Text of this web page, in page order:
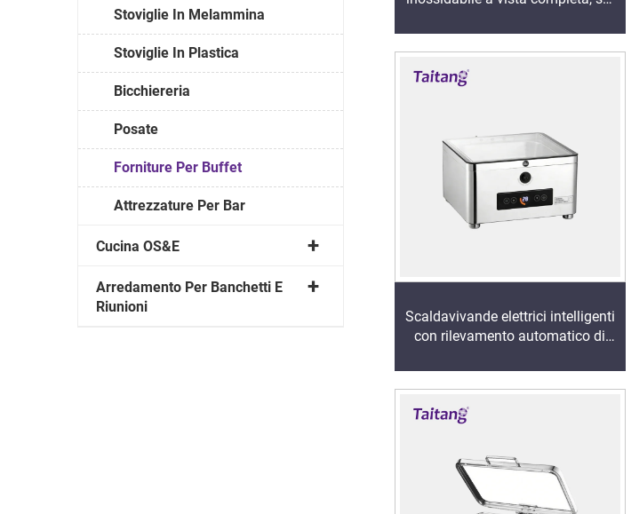
Stoviglie In Melammina
Stoviglie In Plastica
Bicchiereria
Posate
Forniture Per Buffet
Attrezzature Per Bar
Cucina OS&E
Arredamento Per Banchetti E
Riunioni
alimenti per buffet con piedini alti,
adatto a banchetti in hotel
Scaldavivande elettrici intelligenti
con rilevamento automatico di
vaschetta riscaldata in acciaio
inossidabile 304 e controllo